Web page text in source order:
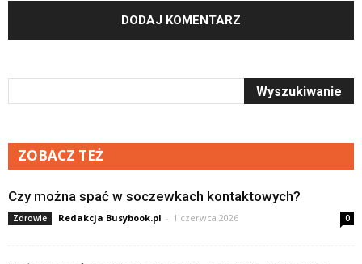
ZOBACZ TEŻ
Czy można spać w soczewkach kontaktowych?
Zdrowie Redakcja Busybook.pl - 1 czerwca 2026 0